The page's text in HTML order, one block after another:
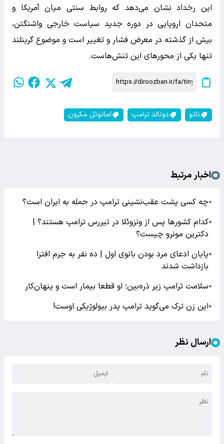
این رخداد نشان می‌دهد که روابط سنتی میان آمریکا و
متحدان اروپایی در دوره جدید سیاست خارجی واشنگتن،
بیش از گذشته در معرض فشار و تغییر است و موضوع گرینلند
تنها یکی از محورهای این تنش‌هاست.
ناتو دونالد ترامپ امانوئل مکرون
اخبار مرتبط
●چه کسی پشت عقب‌نشینی ترامپ در حمله به ایران است؟
●کدام کشورها پس از ونزوئلا در تیررس ترامپ هستند؟ |
دکترین مونرو چیست؟
●پایان ادعای مرد بودن بانوی اول | ده نفر به جرم افترا
بازداشت شدند
●سلامت ترامپ زیر ذره‌بین؛ او قطعا بیمار است و پنهان‌کار
●این زن ترک می‌گوید ترامپ پدر بیولوژیکی اوست!
ارسال نظر